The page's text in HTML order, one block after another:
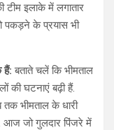
टीम इलाके में लगातार
पकड़ने के प्रयास भी
हैं: बताते चलें कि भीमताल
की घटनाएं बढ़ी हैं.
भीमताल के धारी
आज जो गुलदार पिंजरे में